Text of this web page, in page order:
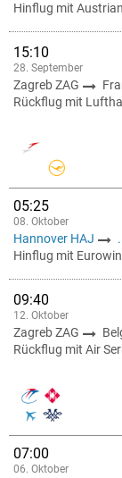
Hinflug mit
15:10
28. September
Zagreb ZAG
Rückflug mit
05:25
08. Oktober
Hannover HAJ
Hinflug mit
09:40
12. Oktober
Zagreb ZAG
Rückflug mit Air
07:00
06. Oktober